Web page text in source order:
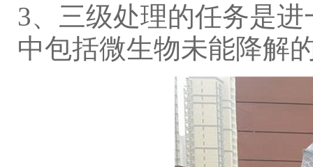
3、 三级处理的任务是
中包括微生物未能降解